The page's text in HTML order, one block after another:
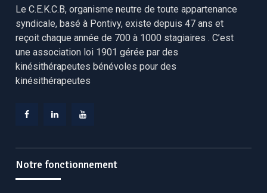
Le C.E.K.C.B, organisme neutre de toute appartenance
syndicale, basé à Pontivy, existe depuis 47 ans et
reçoit chaque année de 700 à 1000 stagiaires . C’est
une association loi 1901 gérée par des
kinésithérapeutes bénévoles pour des
kinésithérapeutes
CEKCBCEKCBCEKCB
Notre fonctionnement